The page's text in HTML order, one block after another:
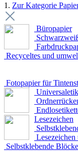
1. Zur Kategorie
Büropapier
Recyceltes und
Fotopapier für
Lesezeichen
Selbstklebende Blöcke